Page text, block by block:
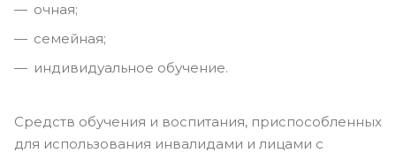
очная;
семейная;
индивидуальное обучение.
Cредств обучения и воспитания, приспособленных
для использования инвалидами и лицами с